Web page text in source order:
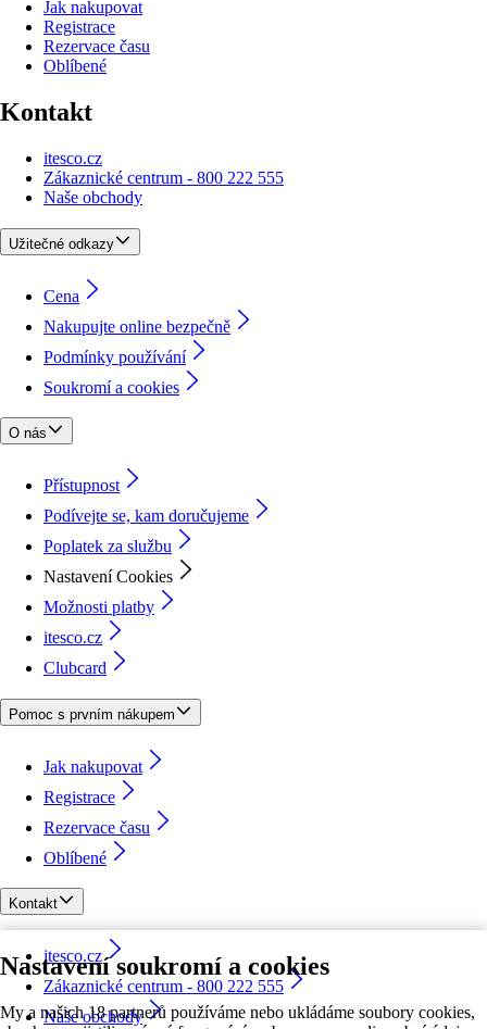
Nastavení soukromí a cookies
My a našich 18 partnerů používáme nebo ukládáme soubory cookies,
Jak nakupovat
Registrace
Rezervace času
Oblíbené
Kontakt
itesco.cz
Zákaznické centrum - 800 222 555
Naše obchody
Užitečné odkazy
Cena
Nakupujte online bezpečně
Podmínky používání
Soukromí a cookies
O nás
Přístupnost
Podívejte se, kam doručujeme
Poplatek za službu
Nastavení Cookies
Možnosti platby
itesco.cz
Clubcard
Pomoc s prvním nákupem
Jak nakupovat
Registrace
Rezervace času
Oblíbené
Kontakt
itesco.cz
Zákaznické centrum - 800 222 555
Naše obchody